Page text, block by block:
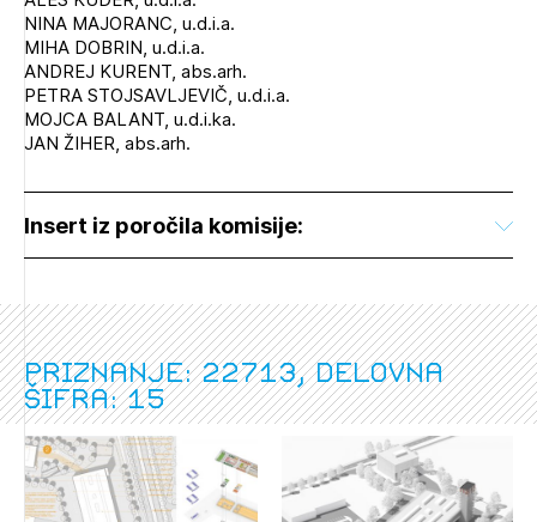
NINA MAJORANC, u.d.i.a.
MIHA DOBRIN, u.d.i.a.
ANDREJ KURENT, abs.arh.
PETRA STOJSAVLJEVIČ, u.d.i.a.
MOJCA BALANT, u.d.i.ka.
JAN ŽIHER, abs.arh.
Insert iz poročila komisije:
Priznanje: 22713, delovna
šifra: 15